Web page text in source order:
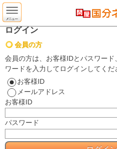
ログイン
会員の方
会員の方は、お客様IDとパスワー
ワードを入力してログインしてくだ
お客様ID
メールアドレス
お客様ID
パスワード